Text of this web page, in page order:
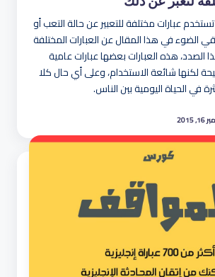
تستخدم عبارات مختلفة للتعبير عن حالة التعب أو
الضوء في هذا المقال عن العبارات المختلفة
الصدد، هذه العبارات بعضها عبارات عامية
لكنها شائعة الاستخدام، وعلى أي حال كلا
في الحياة اليومية بين الناس.
2015